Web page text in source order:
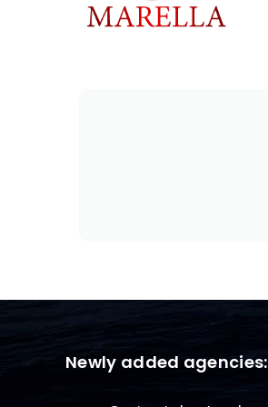
Newly added agencies: